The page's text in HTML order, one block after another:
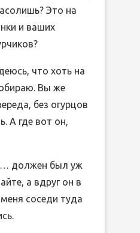
Это на
и ваших
что хоть на
Вы же
без огурцов
А где вот он,
должен был уж
а вдруг он в
соседи туда